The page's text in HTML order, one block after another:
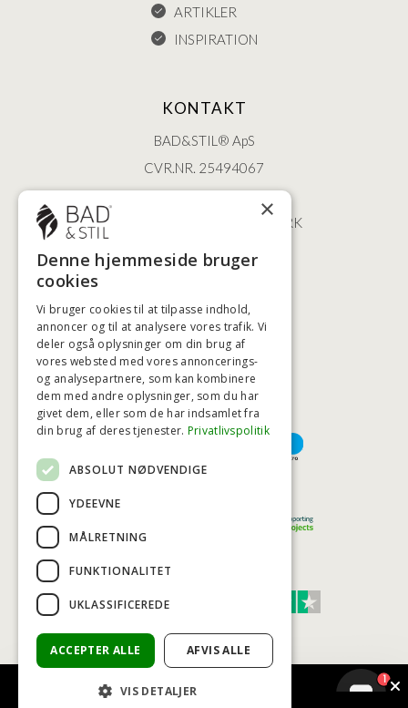
ARTIKLER
INSPIRATION
KONTAKT
BAD&STIL® ApS
CVR.NR. 25494067
ØSTERBROGADE 202
2100 KØBENHAVN • DANMARK
+45 3920 5084
HØJESTE KREDITVÆRDIGHED
BETALINGSMULIGHEDER
TRUST SCORE 4,7
© COPYRIGHT - BAD&STIL® ApS 2026
×
Denne hjemmeside bruger
cookies
Vi bruger cookies til at tilpasse indhold,
annoncer og til at analysere vores trafik. Vi
deler også oplysninger om din brug af
vores websted med vores annoncerings-
og analysepartnere, som kan kombinere
dem med andre oplysninger, som du har
givet dem, eller som de har indsamlet fra
din brug af deres tjenester. Privatlivspolitik
ABSOLUT NØDVENDIGE
YDEEVNE
MÅLRETNING
FUNKTIONALITET
UKLASSIFICEREDE
ACCEPTER ALLE AFVIS ALLE
VIS DETALJER
1